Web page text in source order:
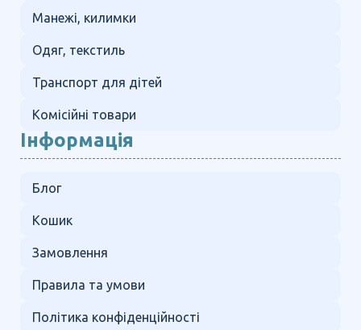
Манежі, килимки
Одяг, текстиль
Транспорт для дітей
Комісійні товари
Інформація
Блог
Кошик
Замовлення
Правила та умови
Політика конфіденційності